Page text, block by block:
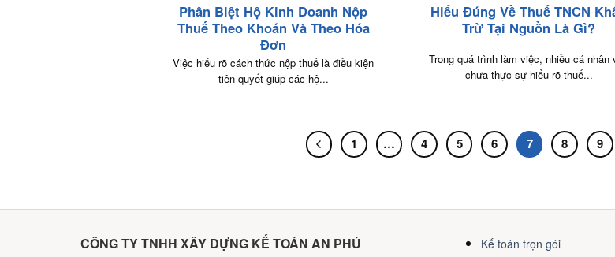
Phân Biệt Hộ Kinh Doanh Nộp
Thuế Theo Khoán Và Theo Hóa
Đơn
Việc hiểu rõ cách thức nộp thuế là điều kiện
tiên quyết giúp các hộ...
Hiểu Đúng Về Thuế TNCN
Trừ Tại Nguồn Là Gì?
Trong quá trình làm việc, nhiều cá nhân
chưa thực sự hiểu rõ thuế...
1 … 4 5 6 7 8 9
CÔNG TY TNHH XÂY DỰNG KẾ TOÁN AN PHÚ Kế toán trọn gói